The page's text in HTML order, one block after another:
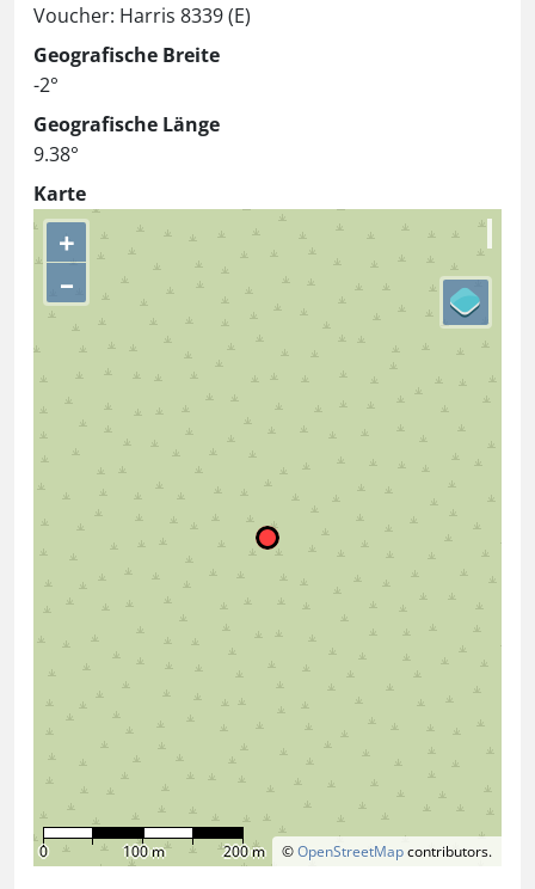
Voucher: Harris 8339 (E)
Geografische Breite
-2°
Geografische Länge
9.38°
Karte
+
–
©OpenStreetMapcontributors.
0 100 m 200 m